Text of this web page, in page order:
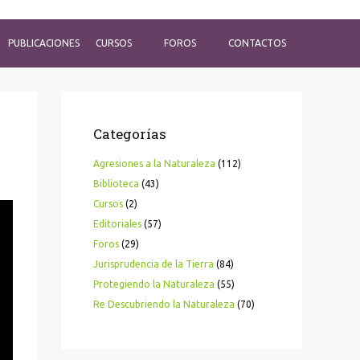
PUBLICACIONES CURSOS FOROS CONTACTOS
Categorías
Agresiones a la Naturaleza (112)
Biblioteca (43)
Cursos (2)
Editoriales (57)
Foros (29)
Jurisprudencia de la Tierra (84)
Protegiendo la Naturaleza (55)
Re Descubriendo la Naturaleza (70)